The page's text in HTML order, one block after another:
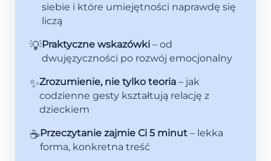
siebie i które umiejętności naprawdę się
liczą
💡Praktyczne wskazówki– od
dwujęzyczności po rozwój emocjonalny
✨Zrozumienie, nie tylko teoria– jak
codzienne gesty kształtują relację z
dzieckiem
☕Przeczytanie zajmie Ci 5 minut– lekka
forma, konkretna treść